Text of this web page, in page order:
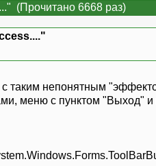
(Прочитано 6668 раз)
таким непонятным
меню с пунктом "Выход"